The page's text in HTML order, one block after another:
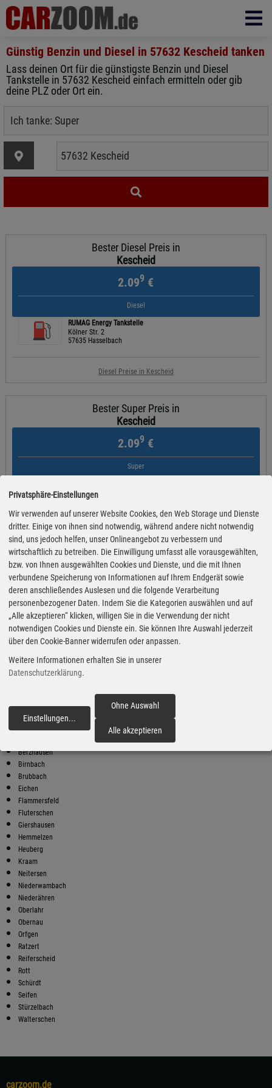
Günstig Benzin und Diesel in 57632 Kescheid tanken
Lass deinen Ort für die günstigste Benzin und Diesel
Tankstelle in 57632 Kescheid einfach ermitteln oder gib
deine PLZ oder Ort ein.
Bester Diesel Preis in
Kescheid
2.099 €
Diesel
RUMAG Energy Tankstelle
Kölner Str. 2
57635 Hasselbach
Diesel Preise in Kescheid
Bester Super Preis in
Kescheid
2.099 €
Super
Kölner Str. 2
57635 Hasselbach
Super Preise in Kescheid
Bester Super E10 Preis in
Kescheid
2.039€
Super E10
RUMAG Energy Tankstelle
57635 Hasselbach
Super E10 Preise in Kescheid
Preiswerter tanken - finden Sie die günstigsten Benzin und Diesel
Preise in Ihrer Stadt
Berzhausen
Birnbach
Brubbach
Eichen
Flammersfeld
Fluterschen
Giershausen
Hemmelzen
Heuberg
Kraam
Neitersen
Niederwambach
Niederähren
Oberlahr
Obernau
Orfgen
Ratzert
Reiferscheid
Rott
Schürdt
Seifen
Stürzelbach
Walterschen
carzoom.de
Privatsphäre-Einstellungen
Wir verwenden auf unserer Website Cookies, den Web Storage und Dienste
dritter. Einige von ihnen sind notwendig, während andere nicht notwendig
sind, uns jedoch helfen, unser Onlineangebot zu verbessern und
wirtschaftlich zu betreiben. Die Einwilligung umfasst alle vorausgewählten,
bzw. von Ihnen ausgewählten Cookies und Dienste, und die mit Ihnen
verbundene Speicherung von Informationen auf Ihrem Endgerät sowie
deren anschließendes Auslesen und die folgende Verarbeitung
personenbezogener Daten. Indem Sie die Kategorien auswählen und auf
„Alle akzeptieren“ klicken, willigen Sie in die Verwendung der nicht
notwendigen Cookies und Dienste ein. Sie können Ihre Auswahl jederzeit
über den Cookie-Banner widerrufen oder anpassen.
Weitere Informationen erhalten Sie in unserer
Datenschutzerklärung.
Einstellungen...
Ohne Auswahl
Alle akzeptieren